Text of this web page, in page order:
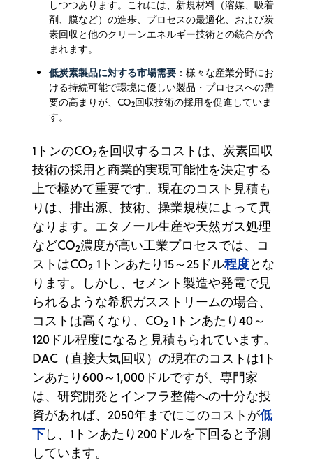
しつつあります。これには、新規材料（溶媒、吸着
剤、膜など）の進歩、プロセスの最適化、および炭
素回収と他のクリーンエネルギー技術との統合が含
まれます。
低炭素製品に対する市場需要 ：様々な産業分野にお
ける持続可能で環境に優しい製品・プロセスへの需
要の高まりが、CO2回収技術の採用を促進していま
す。
1トンのCO2を回収するコストは、炭素回収
技術の採用と商業的実現可能性を決定する
上で極めて重要です。現在のコスト見積も
りは、排出源、技術、操業規模によって異
なります。エタノール生産や天然ガス処理
などCO2濃度が高い工業プロセスでは、コ
ストはCO2 1トンあたり15～25ドル程度とな
ります。しかし、セメント製造や発電で見
られるような希釈ガスストリームの場合、
コストは高くなり、CO2 1トンあたり40～
120ドル程度になると見積もられています。
DAC（直接大気回収）の現在のコストは1ト
ンあたり600～1,000ドルですが、専門家
は、研究開発とインフラ整備への十分な投
資があれば、2050年までにこのコストが低
下し、1トンあたり200ドルを下回ると予測
しています。